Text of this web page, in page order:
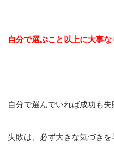
自分で選ぶこと以上に大事な
自分で選んでいれば成功も失
失敗は、必ず大きな気づきを